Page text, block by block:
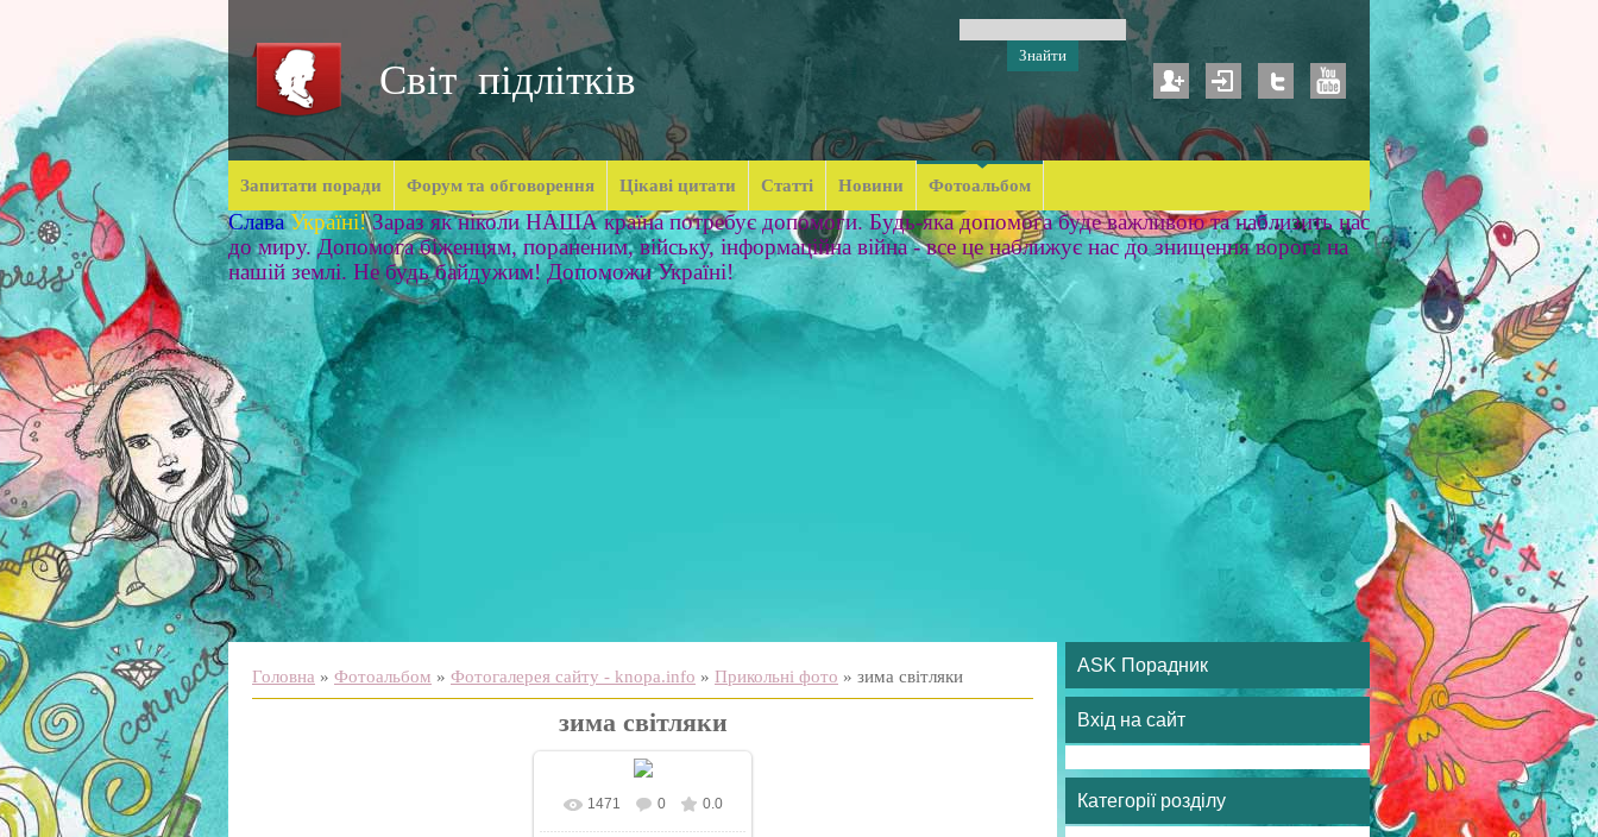
Світ підлітків
Запитати поради Форум та обговорення Цікаві цитати Статті Новини Фотоальбом
Слава Україні! Зараз як ніколи НАША країна потребує допомоги. Будь-яка допомога буде важливою та наблизить нас
до миру. Допомога біженцям, пораненим, війську, інформаційна війна - все це наближує нас до знищення ворога на
нашій землі. Не будь байдужим! Допоможи Україні!
Головна » Фотоальбом » Фотогалерея сайту - knopa.info » Прикольні фото » зима світляки
зима світляки
У реальному розмірі
1471 0 0.0
ASK Порадник
Вхід на сайт
Категорії розділу